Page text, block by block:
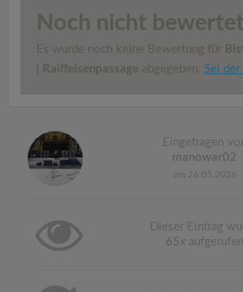
Noch nicht bewertet
Es wurde noch keine Bewertung für
| Raiffeisenpassage abgegeben. Sei der
Eingetragen
manowar02
am 26.05.2026
Dieser Eintrag
65 x aufgerufen